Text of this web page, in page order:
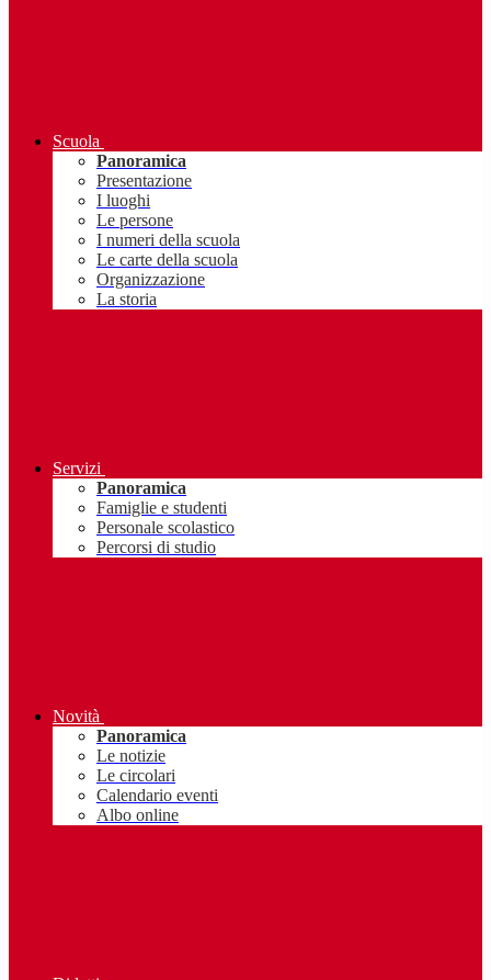
Scuola
Panoramica
Presentazione
I luoghi
Le persone
I numeri della scuola
Le carte della scuola
Organizzazione
La storia
Servizi
Panoramica
Famiglie e studenti
Personale scolastico
Percorsi di studio
Novità
Panoramica
Le notizie
Le circolari
Calendario eventi
Albo online